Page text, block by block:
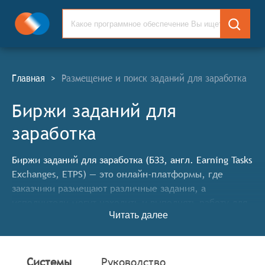
Главная > Размещение и поиск заданий для заработка
Биржи заданий для
заработка
Биржи заданий для заработка (БЗЗ, англ. Earning Tasks
Exchanges, ETPS) — это онлайн-платформы, где
заказчики размещают различные задания, а
получения оплаты, при этом система обеспечивает
успешно завершённые задачи, включая механизмы
Читать далее
Системы Руководство